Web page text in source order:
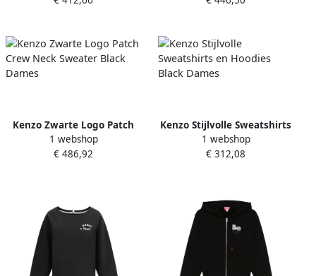
Kenzo Zwarte Logo Patch
Crew Neck Sweater Black
Dames
1 webshop
€ 486,92
Kenzo Stijlvolle Sweatshirts
en Hoodies Black Dames
1 webshop
€ 312,08